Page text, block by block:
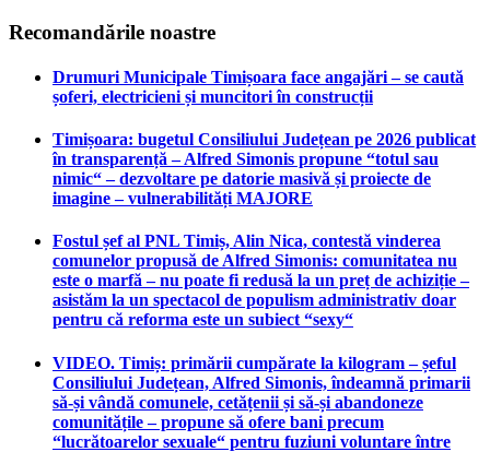
Recomandările noastre
Drumuri Municipale Timișoara face angajări – se caută
șoferi, electricieni și muncitori în construcții
Timișoara: bugetul Consiliului Județean pe 2026 publicat
în transparență – Alfred Simonis propune “totul sau
nimic“ – dezvoltare pe datorie masivă și proiecte de
imagine – vulnerabilități MAJORE
Fostul șef al PNL Timiș, Alin Nica, contestă vinderea
comunelor propusă de Alfred Simonis: comunitatea nu
este o marfă – nu poate fi redusă la un preț de achiziție –
asistăm la un spectacol de populism administrativ doar
pentru că reforma este un subiect “sexy“
VIDEO. Timiș: primării cumpărate la kilogram – șeful
Consiliului Județean, Alfred Simonis, îndeamnă primarii
să-și vândă comunele, cetățenii și să-și abandoneze
comunitățile – propune să ofere bani precum
“lucrătoarelor sexuale“ pentru fuziuni voluntare între